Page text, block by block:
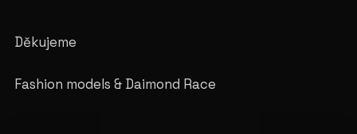
Děkujeme
Fashion models & Daimond Race